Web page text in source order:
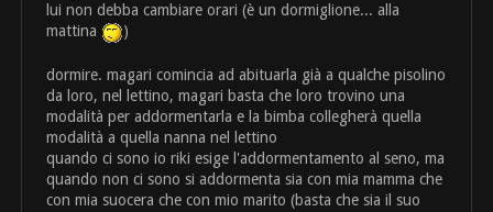
lui non debba cambiare orari (è un dormiglione... alla
mattina
)
dormire. magari comincia ad abituarla già a qualche pisolino
da loro, nel lettino, magari basta che loro trovino una
modalità per addormentarla e la bimba collegherà quella
modalità a quella nanna nel lettino
quando ci sono io riki esige l'addormentamento al seno, ma
quando non ci sono si addormenta sia con mia mamma che
con mia suocera che con mio marito (basta che sia il suo